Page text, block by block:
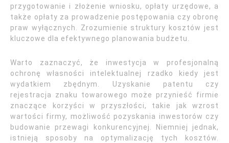
przygotowanie i złożenie wniosku, opłaty urzędowe, a
także opłaty za prowadzenie postępowania czy obronę
praw wyłącznych. Zrozumienie struktury kosztów jest
kluczowe dla efektywnego planowania budżetu.
Warto zaznaczyć, że inwestycja w profesjonalną
ochronę własności intelektualnej rzadko kiedy jest
wydatkiem zbędnym. Uzyskanie patentu czy
rejestracja znaku towarowego może przynieść firmie
znaczące korzyści w przyszłości, takie jak wzrost
wartości firmy, możliwość pozyskania inwestorów czy
budowanie przewagi konkurencyjnej. Niemniej jednak,
istnieją sposoby na optymalizację tych kosztów.